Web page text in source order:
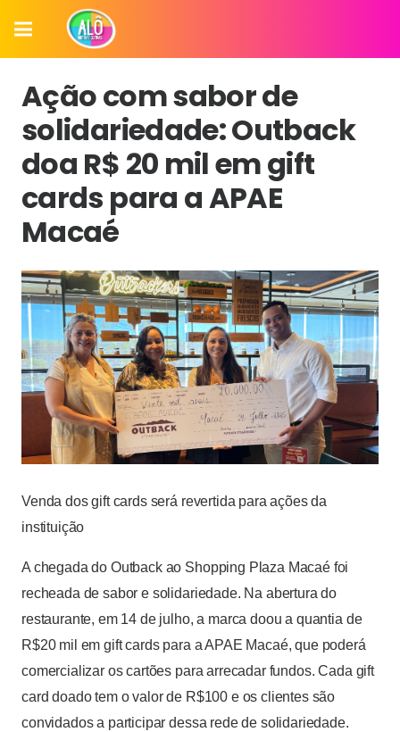
Ação com sabor de
solidariedade: Outback
doa R$ 20 mil em gift
cards para a APAE
Macaé
Venda dos gift cards será revertida para ações da
instituição
A chegada do Outback ao Shopping Plaza Macaé foi
recheada de sabor e solidariedade. Na abertura do
restaurante, em 14 de julho, a marca doou a quantia de
R$20 mil em gift cards para a APAE Macaé, que poderá
comercializar os cartões para arrecadar fundos. Cada gift
card doado tem o valor de R$100 e os clientes são
convidados a participar dessa rede de solidariedade.